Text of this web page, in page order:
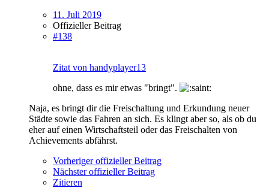
11. Juli 2019
Offizieller Beitrag
#138
Zitat von handyplayer13
ohne, dass es mir etwas "bringt".
Naja, es bringt dir die Freischaltung und Erkundung neuer
Städte sowie das Fahren an sich. Es klingt aber so, als ob du
eher auf einen Wirtschaftsteil oder das Freischalten von
Achievements abfährst.
Vorheriger offizieller Beitrag
Nächster offizieller Beitrag
Zitieren